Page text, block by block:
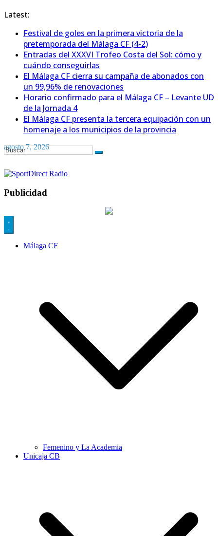
Latest:
Festival de goles en la primera victoria de la
pretemporada del Málaga CF (4-2)
Entradas del XXXVI Trofeo Costa del Sol: cómo y
cuándo conseguirlas
El Málaga CF cierra su campaña de abonados con
un 99,96% de renovaciones
Horario confirmado para el Málaga CF – Levante UD
de la Jornada 4
El Málaga CF presenta la tercera equipación con un
homenaje a los municipios de la provincia
agosto 7, 2026
Publicidad
Málaga CF
Femenino y La Academia
Unicaja CB